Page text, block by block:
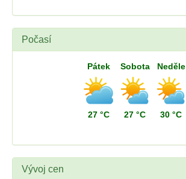
Počasí
Pátek
27 °C
Sobota
27 °C
Neděle
30 °C
Vývoj cen